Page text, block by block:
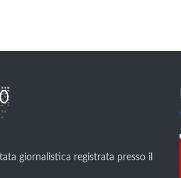
giornalistica registrata presso il